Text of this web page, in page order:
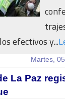
efectivos y...
Martes,
La Paz